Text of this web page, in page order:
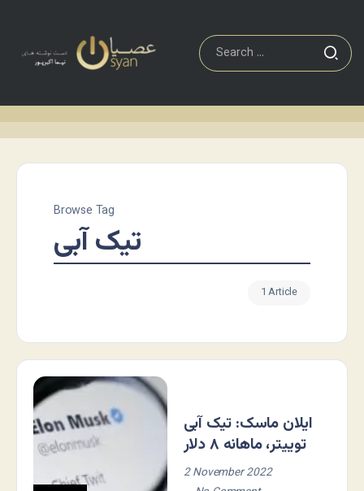
Browse Tag
تیک آبی
1 Article
ایلان ماسک: تیک آبی
توییتر، ماهانه ۸ دلار
2 November 2022